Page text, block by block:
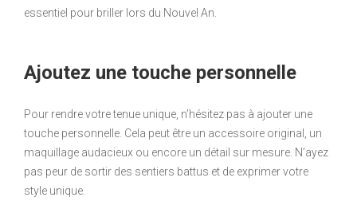
essentiel pour briller lors du Nouvel An.
Ajoutez une touche personnelle
Pour rendre votre tenue unique, n’hésitez pas à ajouter une
touche personnelle. Cela peut être un accessoire original, un
maquillage audacieux ou encore un détail sur mesure. N’ayez
pas peur de sortir des sentiers battus et de exprimer votre
style unique.